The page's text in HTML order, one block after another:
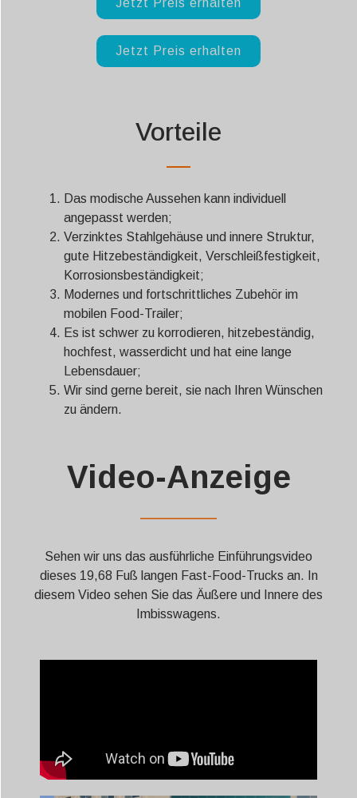
Jetzt Preis erhalten
Jetzt Preis erhalten
Vorteile
Das modische Aussehen kann individuell
angepasst werden;
Verzinktes Stahlgehäuse und innere Struktur,
gute Hitzebeständigkeit, Verschleißfestigkeit,
Korrosionsbeständigkeit;
Modernes und fortschrittliches Zubehör im
mobilen Food-Trailer;
Es ist schwer zu korrodieren, hitzebeständig,
hochfest, wasserdicht und hat eine lange
Lebensdauer;
Wir sind gerne bereit, sie nach Ihren Wünschen
zu ändern.
Video-Anzeige
——————
Sehen wir uns das ausführliche Einführungsvideo
dieses 19,68 Fuß langen Fast-Food-Trucks an. In
diesem Video sehen Sie das Äußere und Innere des
Imbisswagens.